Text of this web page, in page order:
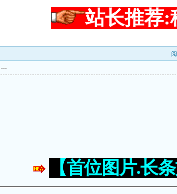
站长推荐:
---
【首位图片.长